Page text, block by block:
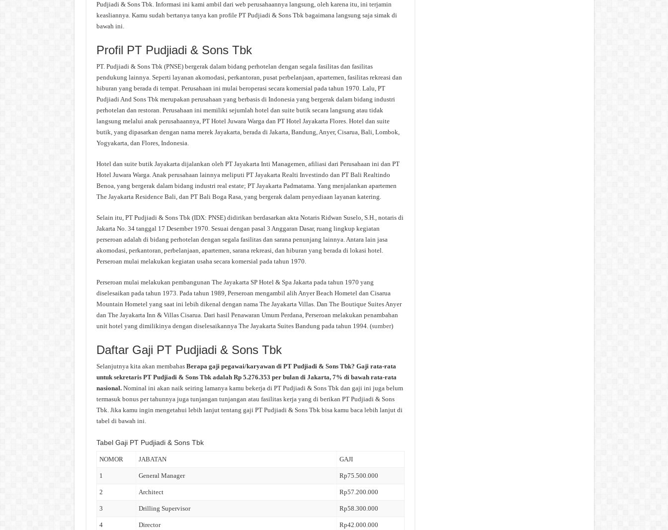
Pudjiadi & Sons Tbk. Informasi ini kami ambil dari web perusahaannya langsung, oleh karena itu, ini terjamin
keasliannya. Kamu sudah bertanya tanya kan profile PT Pudjiadi & Sons Tbk bagaimana langsung saja simak di
bawah ini.
Profil PT Pudjiadi & Sons Tbk
PT. Pudjiadi & Sons Tbk (PNSE) bergerak dalam bidang perhotelan dengan segala fasilitas dan fasilitas
pendukung lainnya. Seperti layanan akomodasi, perkantoran, pusat perbelanjaan, apartemen, fasilitas rekreasi dan
hiburan yang berada di tempat. Perusahaan ini mulai beroperasi secara komersial pada tahun 1970. Lalu, PT
Pudjiadi And Sons Tbk merupakan perusahaan yang berbasis di Indonesia yang bergerak dalam bidang industri
perhotelan dan restoran. Perusahaan ini memiliki sejumlah hotel dan suite butik secara langsung atau tidak
langsung melalui anak perusahaannya, PT Hotel Juwara Warga dan PT Hotel Jayakarta Flores. Hotel dan suite
butik, yang dipasarkan dengan nama merek Jayakarta, berada di Jakarta, Bandung, Anyer, Cisarua, Bali, Lombok,
Yogyakarta, dan Flores, Indonesia.
Hotel dan suite butik Jayakarta dijalankan oleh PT Jayakarta Inti Managemen, afiliasi dari Perusahaan ini dan PT
Hotel Juwara Warga. Anak perusahaan lainnya meliputi PT Jayakarta Realti Investindo dan PT Bali Realtindo
Benoa, yang bergerak dalam bidang industri real estate; PT Jayakarta Padmatama. Yang menjalankan apartemen
The Jayakarta Residence Bali, dan PT Bali Boga Rasa, yang bergerak dalam penyediaan layanan katering.
Selain itu, PT Pudjiadi & Sons Tbk (IDX: PNSE) didirikan berdasarkan akta Notaris Ridwan Suselo, S.H., notaris di
Jakarta No. 34 tanggal 17 Desember 1970. Sesuai dengan pasal 3 Anggaran Dasar, ruang lingkup kegiatan
perseroan adalah di bidang perhotelan dengan segala fasilitas dan sarana penunjang lainnya. Antara lain jasa
akomodasi, perkantoran, perbelanjaan, apartemen, sarana rekreasi, dan hiburan yang berada di lokasi hotel.
Perseroan mulai melakukan kegiatan usaha secara komersial pada tahun 1970.
Perseroan mulai melakukan pembangunan The Jayakarta SP Hotel & Spa Jakarta pada tahun 1970 yang
diselesaikan pada tahun 1973. Pada tahun 1989, Perseroan mengambil alih Anyer Beach Hometel dan Cisarua
Mountain Hometel yang saat ini lebih dikenal dengan nama The Jayakarta Villas. Dan The Boutique Suites Anyer
dan The Jayakarta Inn & Villas Cisarua. Dari hasil Penawaran Umum Perdana, Perseroan melakukan penambahan
unit hotel yang dimilikinya dengan diselesaikannya The Jayakarta Suites Bandung pada tahun 1994. (sumber)
Daftar Gaji PT Pudjiadi & Sons Tbk
Selanjutnya kita akan membahas Berapa gaji pegawai/karyawan di PT Pudjiadi & Sons Tbk? Gaji rata-rata
untuk sekretaris PT Pudjiadi & Sons Tbk adalah Rp 5.276.353 per bulan di Jakarta, 7% di bawah rata-rata
nasional. Nominal ini akan naik seiring lamanya kamu bekerja di PT Pudjiadi & Sons Tbk dan gaji ini juga belum
termasuk bonus per tahunnya juga tunjangan tunjangan atau fasilitas kerja yang di berikan PT Pudjiadi & Sons
Tbk. Jika kamu ingin mengetahui lebih lanjut tentang gaji PT Pudjiadi & Sons Tbk bisa kamu baca lebih lanjut di
tabel di bawah ini.
Tabel Gaji PT Pudjiadi & Sons Tbk
NOMOR JABATAN GAJI
1 General Manager Rp75.500.000
2 Architect Rp57.200.000
3 Drilling Supervisor Rp58.300.000
4 Director Rp42.000.000